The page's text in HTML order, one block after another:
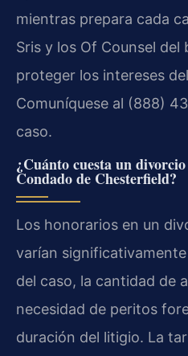
mientras prepara cada
Sris y los Of Counsel
proteger los intereses
Comuníquese al (888)
caso.
¿Cuánto cuesta un
Condado de Chesterfield?
Los honorarios en un
varían
del caso, la cantidad de
necesidad de peritos
duración del litigio. La